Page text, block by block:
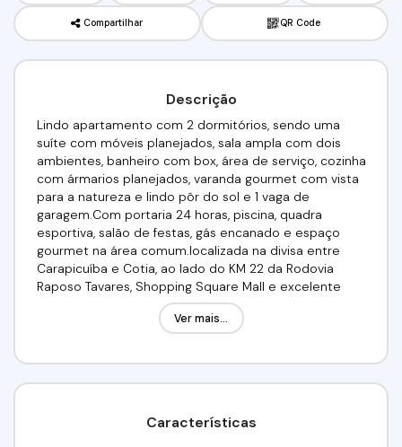
Compartilhar QR Code
Descrição
Lindo apartamento com 2 dormitórios, sendo uma
suíte com móveis planejados, sala ampla com dois
ambientes, banheiro com box, área de serviço, cozinha
com ármarios planejados, varanda gourmet com vista
para a natureza e lindo pôr do sol e 1 vaga de
garagem.Com portaria 24 horas, piscina, quadra
esportiva, salão de festas, gás encanado e espaço
gourmet na área comum.localizada na divisa entre
Carapicuíba e Cotia, ao lado do KM 22 da Rodovia
Raposo Tavares, Shopping Square Mall e excelente
localização de acesso à Cotia, Carapícuiba, Butantã e
Osasco.Valor R$ 347.000,00 - Aceita financiamento
Ver mais...
Características